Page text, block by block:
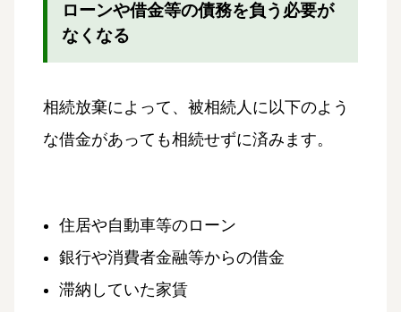
ローンや借金等の債務を負う必要が
なくなる
相続放棄によって、被相続人に以下のよう
な借金があっても相続せずに済みます。
住居や自動車等のローン
銀行や消費者金融等からの借金
滞納していた家賃